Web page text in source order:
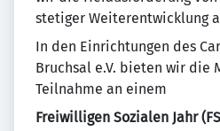
stetiger Weiterentwicklung
In den Einrichtungen des
Bruchsal e.V. bieten wir die
Teilnahme an einem
Freiwilligen Sozialen Jahr